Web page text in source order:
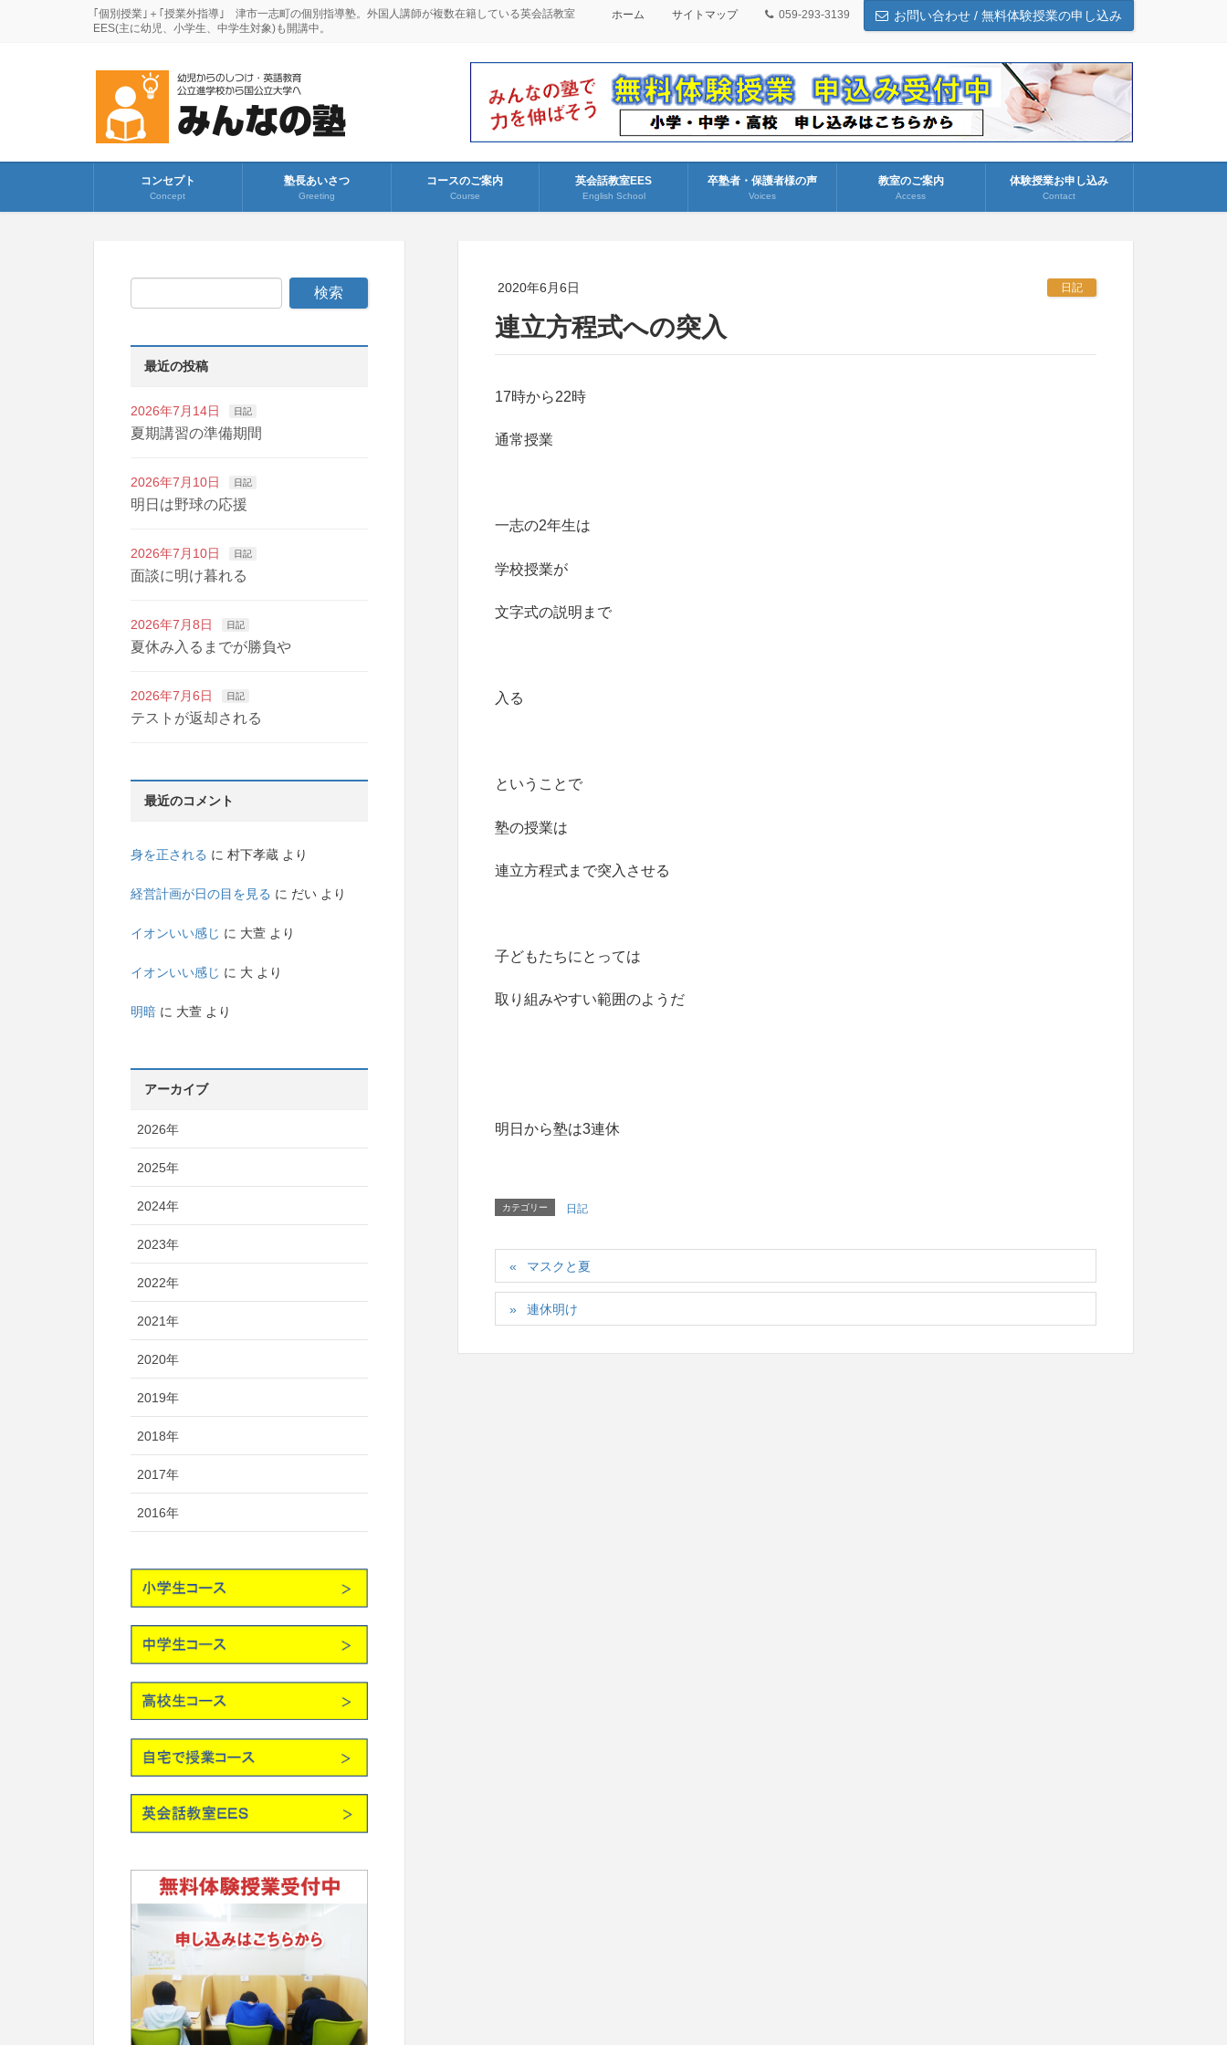
｢個別授業｣＋｢授業外指導｣ 津市一志町の個別指導塾。外国人講師が複数在籍している英会話教室
EES(主に幼児、小学生、中学生対象)も開講中。
ホーム サイトマップ 059-293-3139 お問い合わせ / 無料体験授業の申し込み
コンセプト
Concept
塾長あいさつ
Greeting
コースのご案内
Course
英会話教室EES
English School
卒塾者・保護者様の声
Voices
教室のご案内
Access
体験授業お申し込み
Contact
2020年6月6日 日記
連立方程式への突入
17時から22時
通常授業
一志の2年生は
学校授業が
文字式の説明まで
入る
ということで
塾の授業は
連立方程式まで突入させる
子どもたちにとっては
取り組みやすい範囲のようだ
明日から塾は3連休
カテゴリー 日記
マスクと夏
連休明け
最近の投稿
2026年7月14日 日記
夏期講習の準備期間
2026年7月10日 日記
明日は野球の応援
2026年7月10日 日記
面談に明け暮れる
2026年7月8日 日記
夏休み入るまでが勝負や
2026年7月6日 日記
テストが返却される
最近のコメント
身を正される に 村下孝蔵 より
経営計画が日の目を見る に だい より
イオンいい感じ に 大萱 より
イオンいい感じ に 大 より
明暗 に 大萱 より
アーカイブ
2026年
2025年
2024年
2023年
2022年
2021年
2020年
2019年
2018年
2017年
2016年